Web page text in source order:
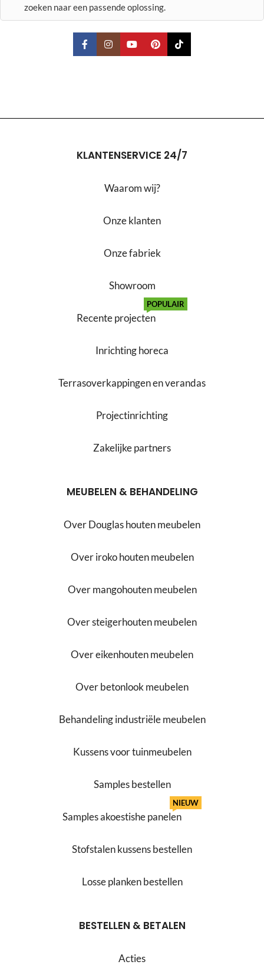
zoeken naar een passende oplossing.
KLANTENSERVICE 24/7
Waarom wij?
Onze klanten
Onze fabriek
Showroom
Recente projecten
POPULAIR
Inrichting horeca
Terrasoverkappingen en verandas
Projectinrichting
Zakelijke partners
MEUBELEN & BEHANDELING
Over Douglas houten meubelen
Over iroko houten meubelen
Over mangohouten meubelen
Over steigerhouten meubelen
Over eikenhouten meubelen
Over betonlook meubelen
Behandeling industriële meubelen
Kussens voor tuinmeubelen
Samples bestellen
Samples akoestishe panelen
NIEUW
Stofstalen kussens bestellen
Losse planken bestellen
BESTELLEN & BETALEN
Acties